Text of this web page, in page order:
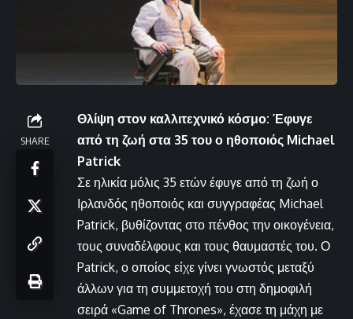
SHARE
Θλίψη στον καλλιτεχνικό κόσμο: Έφυγε
από τη ζωή στα 35 του ο ηθοποιός Michael
Patrick
Σε ηλικία μόλις 35 ετών έφυγε από τη ζωή ο
Ιρλανδός ηθοποιός και συγγραφέας Michael
Patrick, βυθίζοντας στο πένθος την οικογένεια,
τους συναδέλφους και τους θαυμαστές του. Ο
Patrick, ο οποίος είχε γίνει γνωστός μεταξύ
άλλων για τη συμμετοχή του στη δημοφιλή
σειρά «Game of Thrones», έχασε τη μάχη με